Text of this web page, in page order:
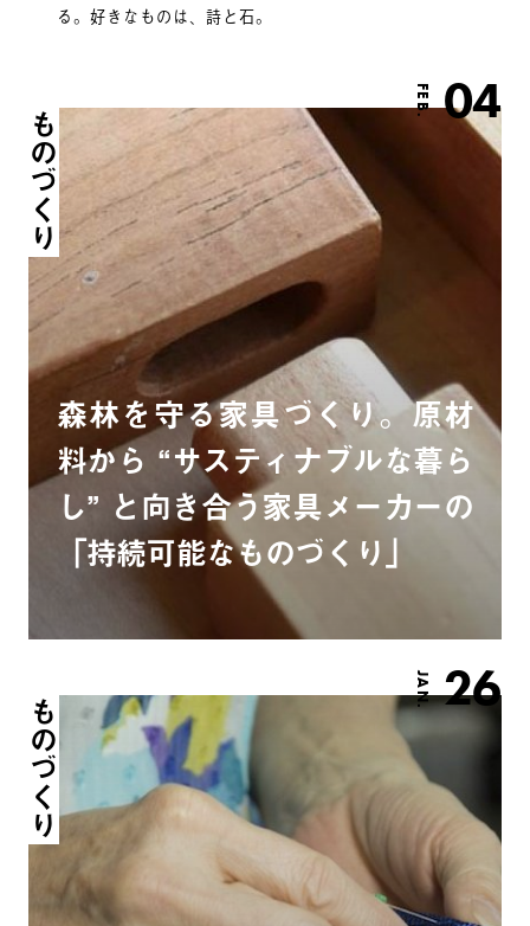
る。好きなものは、詩と石。
FEB. 04
ものづくり
森林を守る家具づくり。原材
料から “サスティナブルな暮ら
し” と向き合う家具メーカーの
「持続可能なものづくり」
JAN. 26
ものづくり